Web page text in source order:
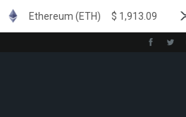
$1,913.09 XRP (XRP) $